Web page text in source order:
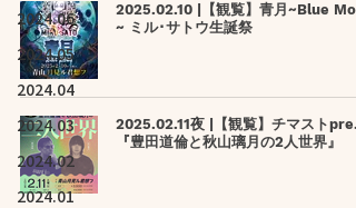
2024.06
2024.05
2024.04
2024.03
2024.02
2024.01
2025.02.10 |【観覧】青月~Blue
~ ミル･サトウ生誕祭
2025.02.11夜 |【観覧】チマストpre.
『豊田道倫と秋山璃月の2人世界』